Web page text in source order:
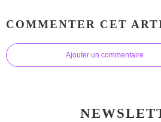
COMMENTER CET
Ajouter un commentaire